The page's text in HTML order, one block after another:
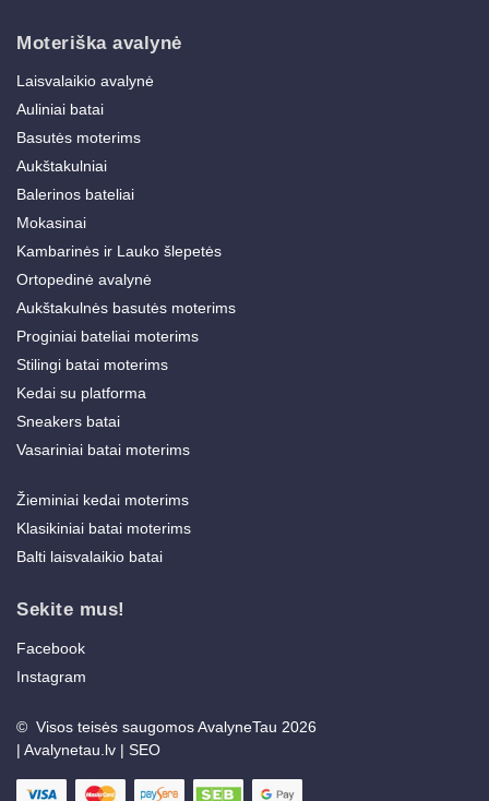
Moteriška avalynė
Laisvalaikio avalynė
Auliniai batai
Basutės moterims
Aukštakulniai
Balerinos bateliai
Mokasinai
Kambarinės ir Lauko šlepetės
Ortopedinė avalynė
Aukštakulnės basutės moterims
Proginiai bateliai moterims
Stilingi batai moterims
Kedai su platforma
Sneakers batai
Vasariniai batai moterims
Žieminiai kedai moterims
Klasikiniai batai moterims
Balti laisvalaikio batai
Sekite mus!
Facebook
Instagram
© Visos teisės saugomos AvalyneTau 2026
| Avalynetau.lv | SEO